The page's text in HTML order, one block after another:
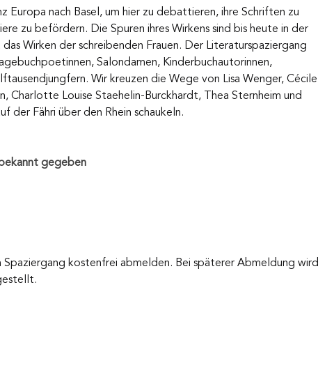
Europa nach Basel, um hier zu debattieren, ihre Schriften zu
zu befördern. Die Spuren ihres Wirkens sind bis heute in der
Wirken der schreibenden Frauen. Der Literaturspaziergang
Salondamen, Kinderbuchautorinnen,
Wir kreuzen die Wege von Lisa Wenger, Cécile
Charlotte Louise Staehelin-Burckhardt, Thea Sternheim und
der Fähri über den Rhein schaukeln.
gegeben
Spaziergang kostenfrei abmelden. Bei späterer Abmeldung wird